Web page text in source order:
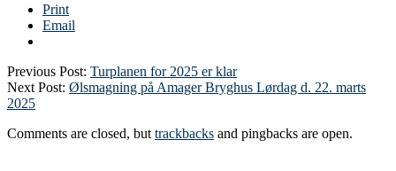
Print
Email
Previous Post: Turplanen for 2025 er klar
Next Post: Ølsmagning på Amager Bryghus Lørdag d. 22. marts
2025
Comments are closed, but trackbacks and pingbacks are open.